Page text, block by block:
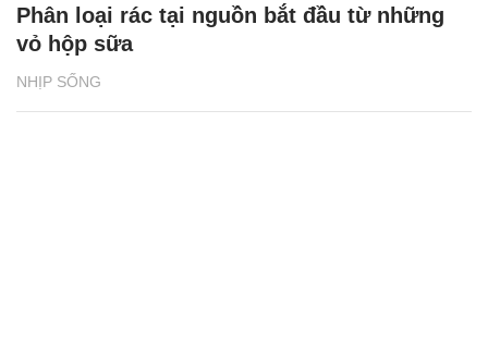
NHỊP SỐNG
Phân loại rác tại nguồn bắt đầu từ những
vỏ hộp sữa